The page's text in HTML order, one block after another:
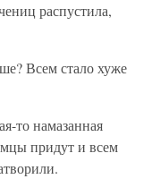
распустила,
Всем стало хуже
то намазанная
придут и всем